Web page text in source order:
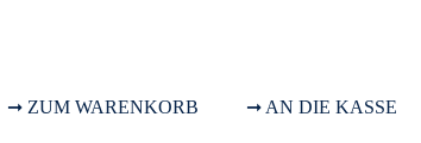
➞ ZUM WARENKORB ➞ AN DIE KASSE